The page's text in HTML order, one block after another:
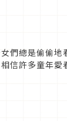
們總是偷偷地
信許多童年愛